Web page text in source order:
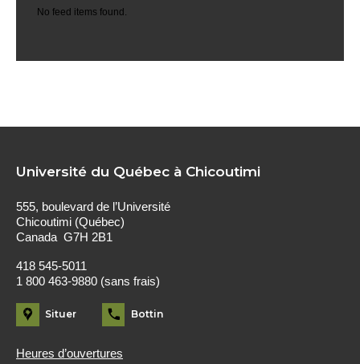
No feed items found.
Université du Québec à Chicoutimi
555, boulevard de l’Université
Chicoutimi (Québec)
Canada G7H 2B1
418 545-5011
1 800 463-9880 (sans frais)
Situer Bottin
Heures d’ouvertures